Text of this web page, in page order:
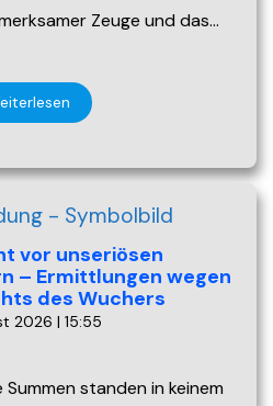
Zeuge und das…
vor unseriösen
– Ermittlungen wegen
des Wuchers
2026 | 15:55
standen in keinem